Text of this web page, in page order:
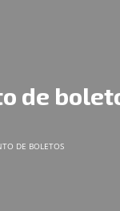
de
DE BOLETOS